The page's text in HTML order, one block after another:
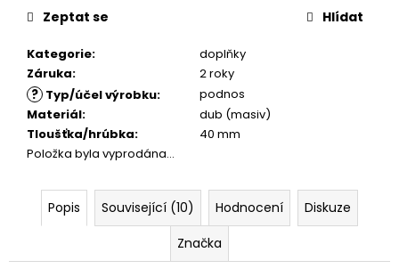
Kategorie:
doplňky
Záruka: 2 roky
? Typ/účel výrobku:
podnos
Materiál:
dub (masiv)
Tloušťka/hrúbka:
40 mm
Položka byla vyprodána…
Zeptat se Hlídat
Popis Související (10) Hodnocení
Diskuze
Značka
320